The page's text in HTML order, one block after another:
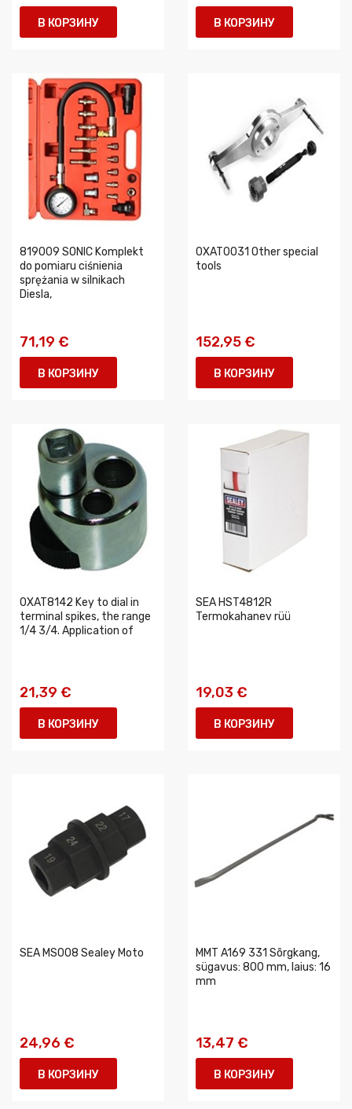
В КОРЗИНУ В КОРЗИНУ
819009 SONIC Komplekt
do pomiaru ciśnienia
sprężania w silnikach
Diesla,
71,19 €
В КОРЗИНУ
0XAT0031 Other special
tools
152,95 €
В КОРЗИНУ
0XAT8142 Key to dial in
terminal spikes, the range
1/4 3/4. Application of
21,39 €
В КОРЗИНУ
SEA HST4812R
Termokahanev rüü
19,03 €
В КОРЗИНУ
SEA MS008 Sealey Moto
24,96 €
В КОРЗИНУ
MMT A169 331 Sõrgkang,
sügavus: 800 mm, laius: 16
mm
13,47 €
В КОРЗИНУ